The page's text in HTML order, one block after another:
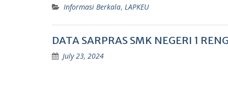
Informasi Berkala, LAPKEU
DATA SARPRAS SMK NEGERI 1
July 23, 2024